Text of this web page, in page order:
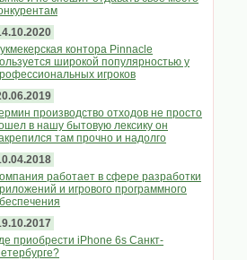
контора Pinnacle
широкой популярностью у
игроков
производство отходов не просто
в нашу бытовую лексику он
там прочно и надолго
работает в сфере разработки
и игрового программного
приобрести iPhone 6s Санкт-